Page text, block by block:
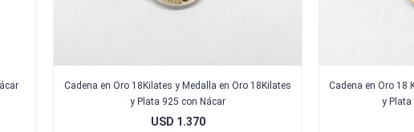
Cadena en Oro 18Kilates y Medalla en Oro 18Kilates
y Plata 925 con Nácar
USD 1.370
Cadena en Oro 18
y Plata